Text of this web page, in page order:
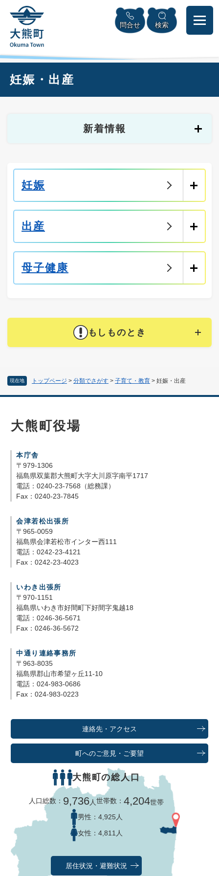
頭
メニューを飛ばして本文へ
問合せ 検索
現在地 トップページ > 分類でさがす > 子育て・教育 > 妊娠・出産
妊娠・出産
新着情報
妊娠
出産
母子健康
もしものとき
大熊町役場
本庁舎
〒979-1306
福島県双葉郡大熊町大字大川原字南平1717
電話：0240-23-7568（総務課）
Fax：0240-23-7845
会津若松出張所
〒965-0059
福島県会津若松市インター西111
電話：0242-23-4121
Fax：0242-23-4023
いわき出張所
〒970-1151
福島県いわき市好間町下好間字鬼越18
電話：0246-36-5671
Fax：0246-36-5672
中通り連絡事務所
〒963-8035
福島県郡山市希望ヶ丘11-10
電話：024-983-0686
Fax：024-983-0223
連絡先・アクセス
町へのご意見・ご要望
大熊町の総人口
人口総数： 9,736人世帯数：4,204世帯
男性： 4,925人
女性： 4,811人
居住状況・避難状況